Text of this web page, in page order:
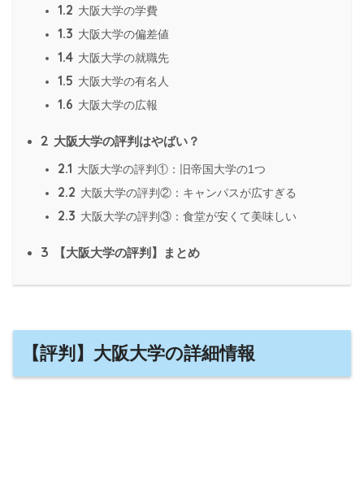
1.2 大阪大学の学費
1.3 大阪大学の偏差値
1.4 大阪大学の就職先
1.5 大阪大学の有名人
1.6 大阪大学の広報
2 大阪大学の評判はやばい？
2.1 大阪大学の評判①：旧帝国大学の1つ
2.2 大阪大学の評判②：キャンパスが広すぎる
2.3 大阪大学の評判③：食堂が安くて美味しい
3 【大阪大学の評判】まとめ
【評判】大阪大学の詳細情報